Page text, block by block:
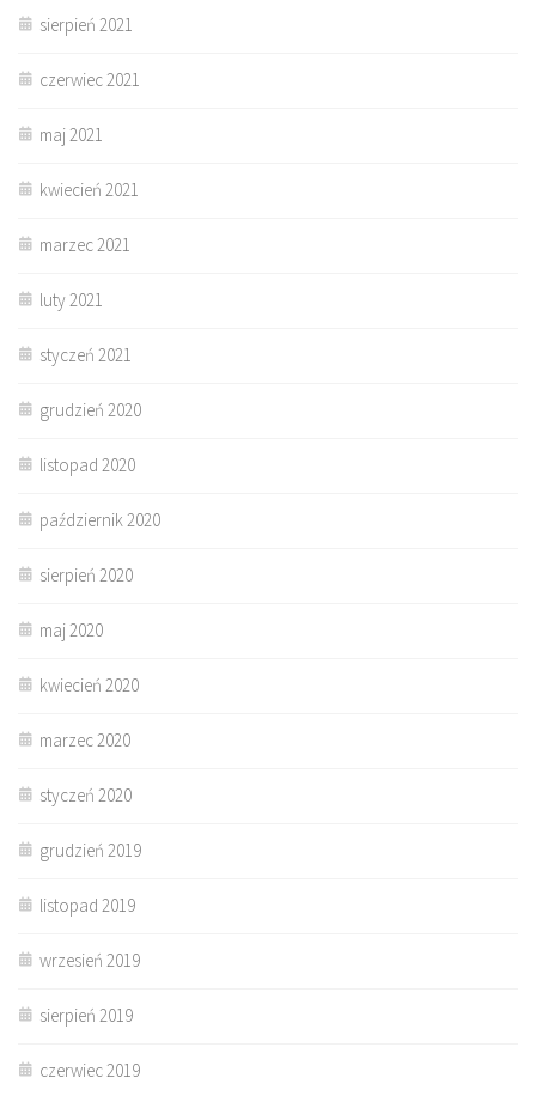
sierpień 2021
czerwiec 2021
maj 2021
kwiecień 2021
marzec 2021
luty 2021
styczeń 2021
grudzień 2020
listopad 2020
październik 2020
sierpień 2020
maj 2020
kwiecień 2020
marzec 2020
styczeń 2020
grudzień 2019
listopad 2019
wrzesień 2019
sierpień 2019
czerwiec 2019